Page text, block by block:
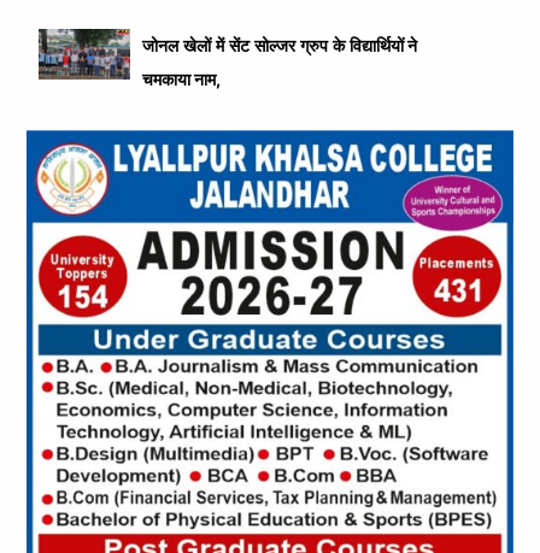
जोनल खेलों में सेंट सोल्जर ग्रुप के विद्यार्थियों ने
चमकाया नाम,